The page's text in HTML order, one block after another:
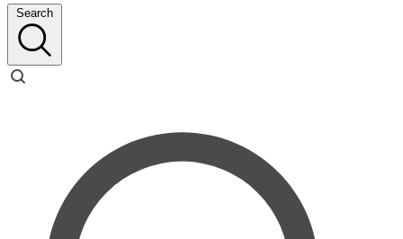
Search